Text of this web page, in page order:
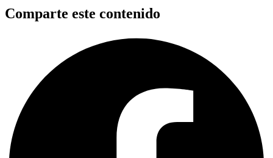
Comparte este contenido